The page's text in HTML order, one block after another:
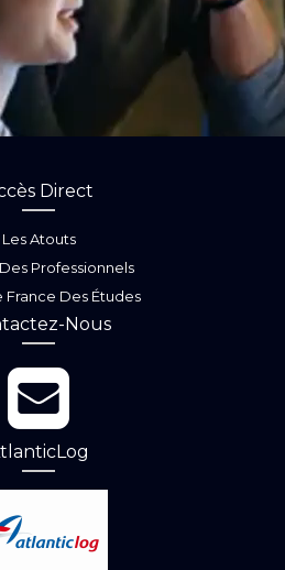
Direct
Les Atouts
Professionnels
France Des Études
Nous